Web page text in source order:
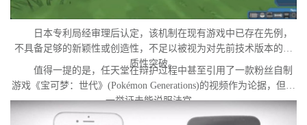
日本专利局经审理后认定，该机制在现有游戏中已存在先例，
不具备足够的新颖性或创造性，不足以被视为对先前技术版本的实
质性突破。
值得一提的是，任天堂在辩护过程中甚至引用了一款粉丝自制
游戏《宝可梦：世代》(Pokémon Generations)的视频作为论据，但这
一举证未能说服法官。